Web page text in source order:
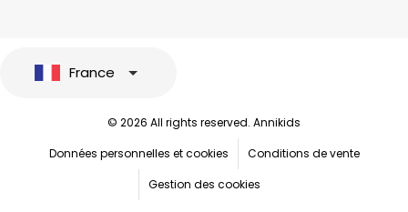
France
© 2026 All rights reserved. Annikids
Données personnelles et cookies
Conditions de vente
Gestion des cookies